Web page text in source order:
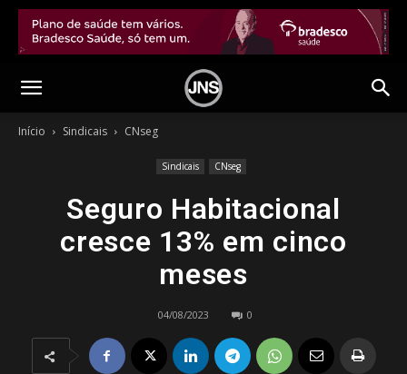
Início Sindicais CNseg
Sindicais CNseg
Seguro Habitacional
cresce 13% em cinco
meses
04/08/2023 0